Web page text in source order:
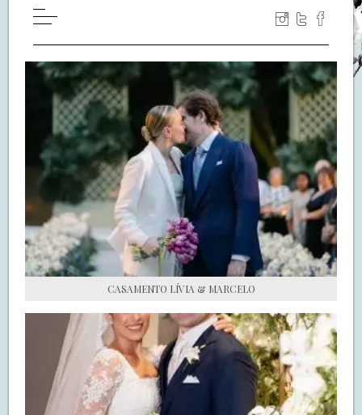
WILL YOU MARRY ME?
LUA DE MEL
COZINHA
DECORAÇÃO
DE NOIVA PRA NOIVA
S.O.S CASADAS
FALE COM O SAY I DO
CASAMENTO LÍVIA & MARCELO